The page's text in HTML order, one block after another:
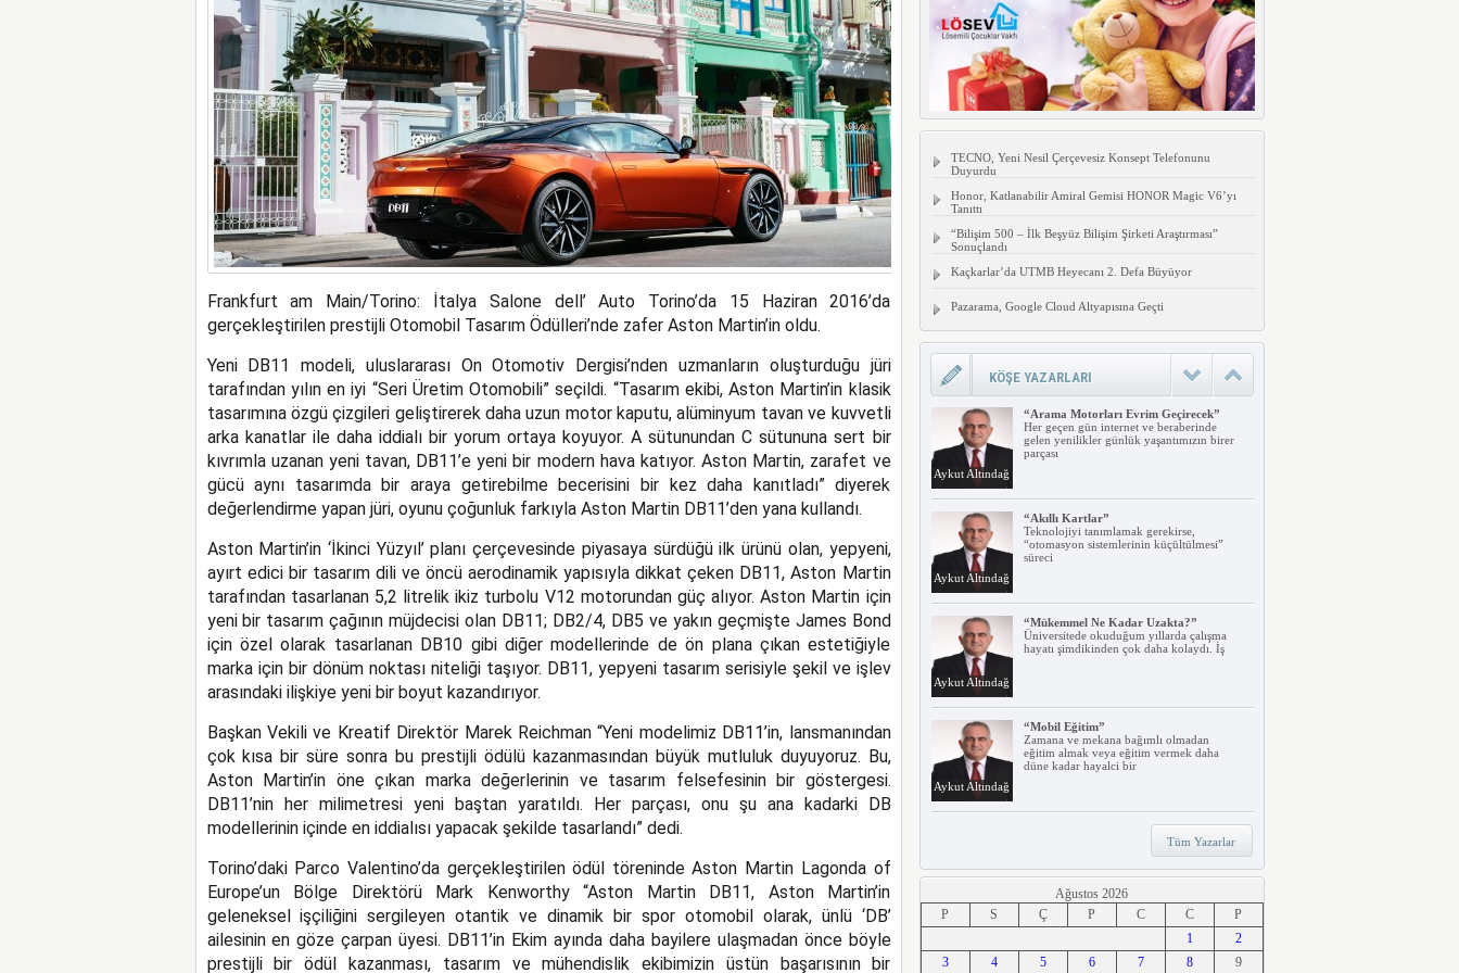
Frankfurt am Main/Torino: İtalya Salone dell’ Auto Torino’da 15 Haziran 2016’da
gerçekleştirilen prestijli Otomobil Tasarım Ödülleri’nde zafer Aston Martin’in oldu.
Yeni DB11 modeli, uluslararası On Otomotiv Dergisi’nden uzmanların oluşturduğu jüri
tarafından yılın en iyi “Seri Üretim Otomobili” seçildi. “Tasarım ekibi, Aston Martin’in klasik
tasarımına özgü çizgileri geliştirerek daha uzun motor kaputu, alüminyum tavan ve kuvvetli
arka kanatlar ile daha iddialı bir yorum ortaya koyuyor. A sütunundan C sütununa sert bir
kıvrımla uzanan yeni tavan, DB11’e yeni bir modern hava katıyor. Aston Martin, zarafet ve
gücü aynı tasarımda bir araya getirebilme becerisini bir kez daha kanıtladı” diyerek
değerlendirme yapan jüri, oyunu çoğunluk farkıyla Aston Martin DB11’den yana kullandı.
Aston Martin’in ‘İkinci Yüzyıl’ planı çerçevesinde piyasaya sürdüğü ilk ürünü olan, yepyeni,
ayırt edici bir tasarım dili ve öncü aerodinamik yapısıyla dikkat çeken DB11, Aston Martin
tarafından tasarlanan 5,2 litrelik ikiz turbolu V12 motorundan güç alıyor. Aston Martin için
yeni bir tasarım çağının müjdecisi olan DB11; DB2/4, DB5 ve yakın geçmişte James Bond
için özel olarak tasarlanan DB10 gibi diğer modellerinde de ön plana çıkan estetiğiyle
marka için bir dönüm noktası niteliği taşıyor. DB11, yepyeni tasarım serisiyle şekil ve işlev
arasındaki ilişkiye yeni bir boyut kazandırıyor.
Başkan Vekili ve Kreatif Direktör Marek Reichman “Yeni modelimiz DB11’in, lansmanından
çok kısa bir süre sonra bu prestijli ödülü kazanmasından büyük mutluluk duyuyoruz. Bu,
Aston Martin’in öne çıkan marka değerlerinin ve tasarım felsefesinin bir göstergesi.
DB11’nin her milimetresi yeni baştan yaratıldı. Her parçası, onu şu ana kadarki DB
modellerinin içinde en iddialısı yapacak şekilde tasarlandı” dedi.
Torino’daki Parco Valentino’da gerçekleştirilen ödül töreninde Aston Martin Lagonda of
Europe’un Bölge Direktörü Mark Kenworthy “Aston Martin DB11, Aston Martin’in
geleneksel işçiliğini sergileyen otantik ve dinamik bir spor otomobil olarak, ünlü ‘DB’
ailesinin en göze çarpan üyesi. DB11’in Ekim ayında daha bayilere ulaşmadan önce böyle
prestijli bir ödül kazanması, tasarım ve mühendislik ekibimizin üstün başarısının bir
TECNO, Yeni Nesil Çerçevesiz Konsept Telefonunu
Duyurdu
Honor, Katlanabilir Amiral Gemisi HONOR Magic V6’yı
Tanıttı
“Bilişim 500 – İlk Beşyüz Bilişim Şirketi Araştırması”
Sonuçlandı
Kaçkarlar’da UTMB Heyecanı 2. Defa Büyüyor
Pazarama, Google Cloud Altyapısına Geçti
KÖŞE YAZARLARI
Aykut Altındağ
“Arama Motorları Evrim Geçirecek”
Her geçen gün internet ve beraberinde
gelen yenilikler günlük yaşantımızın birer
parçası
Aykut Altındağ
“Akıllı Kartlar”
Teknolojiyi tanımlamak gerekirse,
“otomasyon sistemlerinin küçültülmesi”
süreci
Aykut Altındağ
“Mükemmel Ne Kadar Uzakta?”
Üniversitede okuduğum yıllarda çalışma
hayatı şimdikinden çok daha kolaydı. İş
Aykut Altındağ
“Mobil Eğitim”
Zamana ve mekana bağımlı olmadan
eğitim almak veya eğitim vermek daha
düne kadar hayalci bir
“Teknoloji, Hızlı Tren ve İrem…”
Belki dikkatinizi çekmiştir. Türkiye’nin ilk
hızlı treni Ankara – Eskişehir
“Ne Duruyorsunuz, Dijitalleşsenize!”
Arabanız kendi kendine park ederken, siz
apartmanınıza giriyor ve evinizin kapısını
Tüm Yazarlar
Ağustos 2026
P
S Ç P C C
P
1
2
3
4 5 6 7 8
9